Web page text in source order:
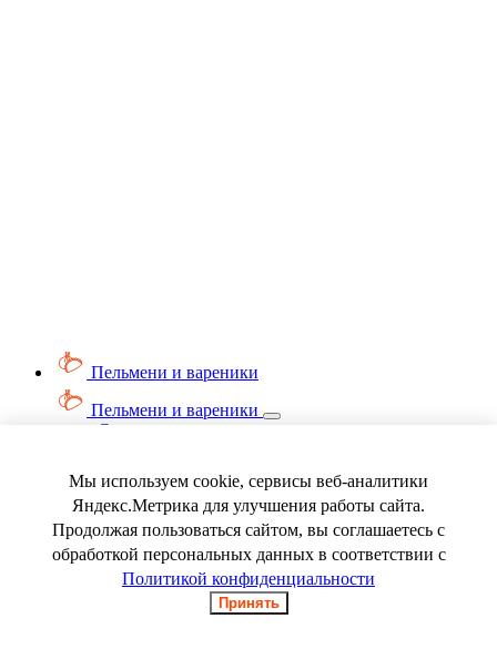
Пельмени и вареники
Пельмени и вареники
Смотреть весь раздел
Ягода замороженная
Мы используем cookie, сервисы веб-аналитики
Яндекс.Метрика для улучшения работы сайта.
Продолжая пользоваться сайтом, вы соглашаетесь с
обработкой персональных данных в соответствии с
Политикой конфиденциальности
Принять